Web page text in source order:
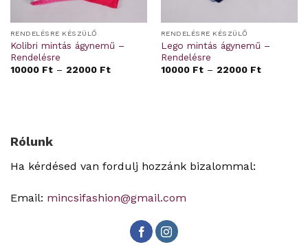
RENDELÉSRE KÉSZÜLŐ
Kolibri mintás ágynemű –
Rendelésre
10000 Ft– 22000 Ft
RENDELÉSRE KÉSZÜLŐ
Lego mintás ágynemű –
Rendelésre
10000 Ft– 22000 Ft
Rólunk
Ha kérdésed van fordulj hozzánk bizalommal:
Email: mincsifashion@gmail.com